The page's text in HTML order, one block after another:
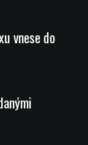
vnese do